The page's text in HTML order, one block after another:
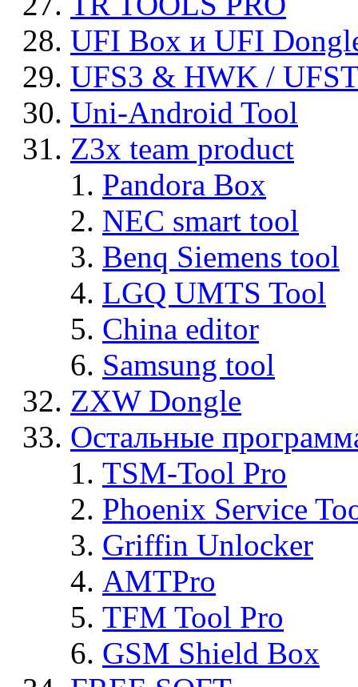
UFI Box и UFI
UFS3 & HWK /
Uni-Android Tool
Z3x team product
Pandora Box
NEC smart tool
Benq Siemens tool
LGQ UMTS Tool
China editor
Samsung tool
ZXW Dongle
Остальные
TSM-Tool Pro
Phoenix Service
Griffin Unlocker
AMTPro
TFM Tool Pro
GSM Shield Box